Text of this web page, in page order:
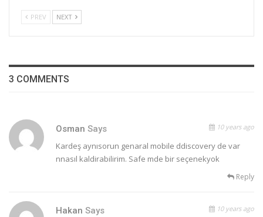
PREV NEXT
3 COMMENTS
Osman Says 10 years ago
Kardeş aynısorun genaral mobile ddiscovery de var
nnasıl kaldirabilirim. Safe mde bir seçenekyok
Reply
Hakan Says 10 years ago